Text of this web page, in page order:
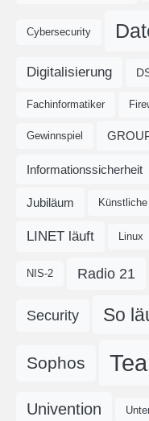
Cybersecurity
Digitalisierung
Fachinformatiker
Gewinnspiel
Informationssicherheit
Jubiläum
LINET läuft Linux
NIS-2 Radio 21
Security So
Sophos
Univention